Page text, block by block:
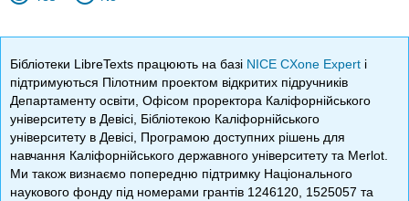
Бібліотеки LibreTexts працюють на базі NICE CXone Expert і
підтримуються Пілотним проектом відкритих підручників
Департаменту освіти, Офісом проректора Каліфорнійського
університету в Девісі, Бібліотекою Каліфорнійського
університету в Девісі, Програмою доступних рішень для
навчання Каліфорнійського державного університету та Merlot.
Ми також визнаємо попередню підтримку Національного
наукового фонду під номерами грантів 1246120, 1525057 та